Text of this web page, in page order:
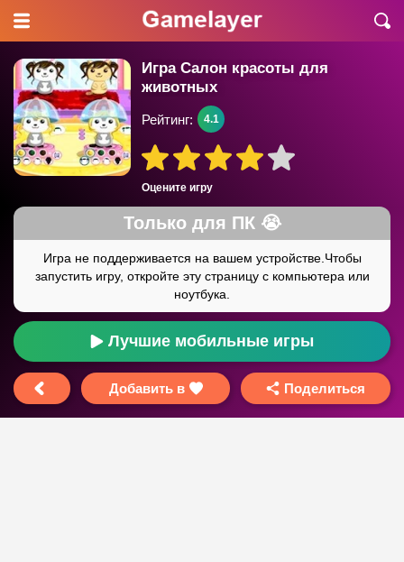
Игра Салон красоты для
животных
Оцените игру
Рейтинг: 4.1
Лучшие мобильные игры
Добавить в Поделиться